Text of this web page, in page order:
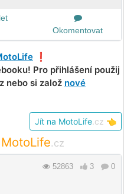
Okomentovat
❗️
Pro přihlášení použij
nebo si založ nové
Jít na MotoLife.cz 👈
.cz
52863 3 0